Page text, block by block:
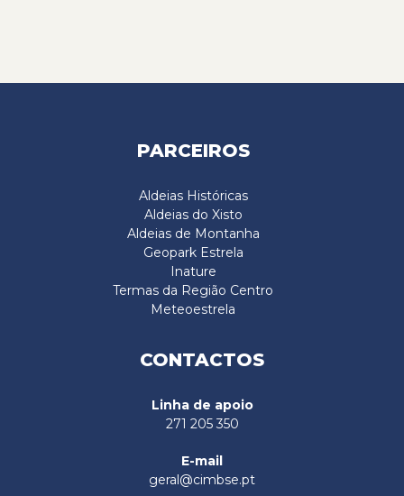
PARCEIROS
Aldeias Históricas
Aldeias do Xisto
Aldeias de Montanha
Geopark Estrela
Inature
Termas da Região Centro
Meteoestrela
CONTACTOS
Linha de apoio
271 205 350
E-mail
geral@cimbse.pt